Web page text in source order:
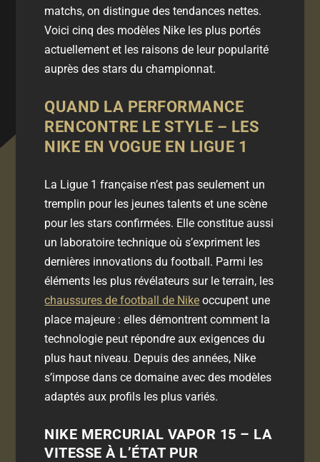
matchs, on distingue des tendances nettes.
Voici cinq des modèles Nike les plus portés
actuellement et les raisons de leur popularité
auprès des stars du championnat.
QUAND LA PERFORMANCE
RENCONTRE LE STYLE – LES
NIKE EN VOGUE EN LIGUE 1
La Ligue 1 française n’est pas seulement un
tremplin pour les jeunes talents et une scène
pour les stars confirmées. Elle constitue aussi
un laboratoire technique où s’expriment les
dernières innovations du football. Parmi les
éléments les plus révélateurs sur le terrain, les
chaussures de football de Nike occupent une
place majeure : elles démontrent comment la
technologie peut répondre aux exigences du
plus haut niveau. Depuis des années, Nike
s’impose dans ce domaine avec des modèles
adaptés aux profils les plus variés.
NIKE MERCURIAL VAPOR 15 – LA
VITESSE À L’ÉTAT PUR